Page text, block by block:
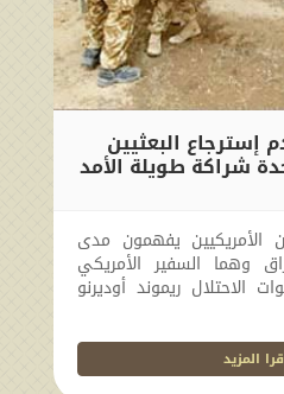
البعثيين
شراكة طويلة الأمد
الأمريكيين يفهمون مدى
وهما السفير الأمريكي
الاحتلال ريموند أوديرنو
المزيد